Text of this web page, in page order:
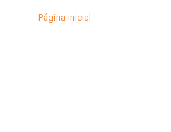
Página inicial